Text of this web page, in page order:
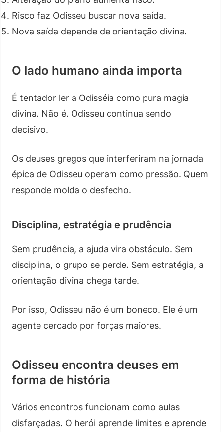
Risco faz Odisseu buscar nova saída.
Nova saída depende de orientação divina.
O lado humano ainda importa
É tentador ler a Odisséia como pura magia
divina. Não é. Odisseu continua sendo
decisivo.
Os deuses gregos que interferiram na jornada
épica de Odisseu operam como pressão. Quem
responde molda o desfecho.
Disciplina, estratégia e prudência
Sem prudência, a ajuda vira obstáculo. Sem
disciplina, o grupo se perde. Sem estratégia, a
orientação divina chega tarde.
Por isso, Odisseu não é um boneco. Ele é um
agente cercado por forças maiores.
Odisseu encontra deuses em
forma de história
Vários encontros funcionam como aulas
disfarçadas. O herói aprende limites e aprende